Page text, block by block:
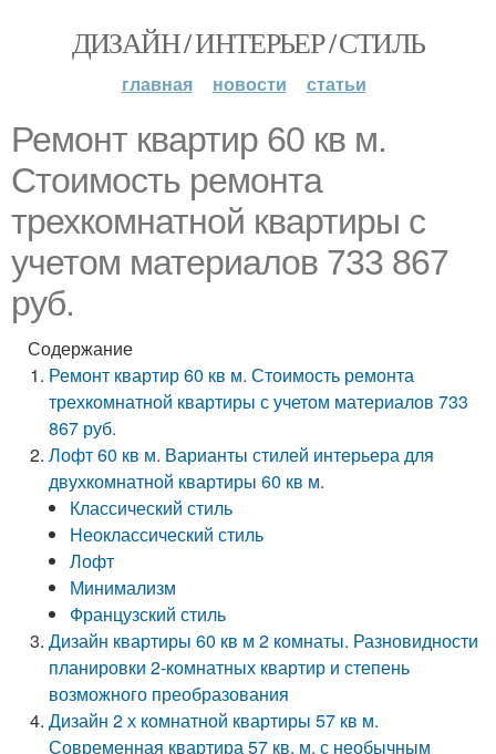
ДИЗАЙН / ИНТЕРЬЕР / СТИЛЬ
главная новости статьи
Ремонт квартир 60 кв м.
Стоимость ремонта
трехкомнатной квартиры с
учетом материалов 733 867
руб.
Содержание
Ремонт квартир 60 кв м. Стоимость ремонта
трехкомнатной квартиры с учетом материалов 733
867 руб.
Лофт 60 кв м. Варианты стилей интерьера для
двухкомнатной квартиры 60 кв м.
Классический стиль
Неоклассический стиль
Лофт
Минимализм
Французский стиль
Дизайн квартиры 60 кв м 2 комнаты. Разновидности
планировки 2-комнатных квартир и степень
возможного преобразования
Дизайн 2 х комнатной квартиры 57 кв м.
Современная квартира 57 кв. м. с необычным